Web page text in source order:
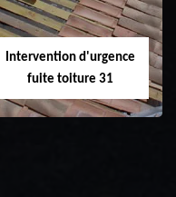
Intervention d'urgence
fuite toiture 31